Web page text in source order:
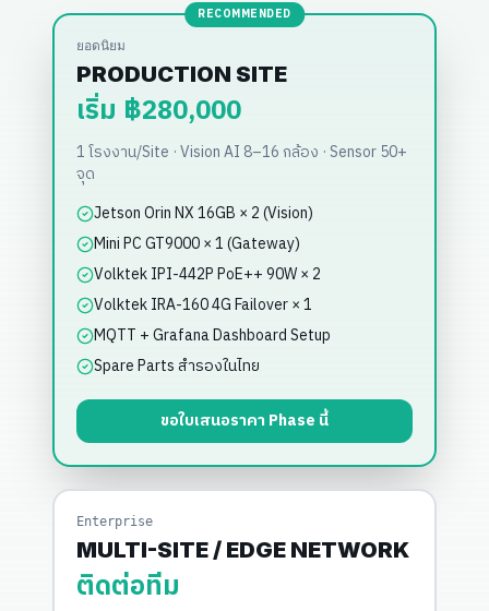
RECOMMENDED
ยอดนิยม
PRODUCTION SITE
เริ่ม ฿280,000
1 โรงงาน/Site · Vision AI 8–16 กล้อง · Sensor 50+
จุด
Jetson Orin NX 16GB × 2 (Vision)
Mini PC GT9000 × 1 (Gateway)
Volktek IPI-442P PoE++ 90W × 2
Volktek IRA-160 4G Failover × 1
MQTT + Grafana Dashboard Setup
Spare Parts สำรองในไทย
ขอใบเสนอราคา Phase นี้
Enterprise
MULTI-SITE / EDGE NETWORK
ติดต่อทีม